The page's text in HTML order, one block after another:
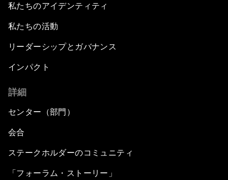
私たちのアイデンティティ
私たちの活動
リーダーシップとガバナンス
インパクト
詳細
センター（部門）
会合
ステークホルダーのコミュニティ
「フォーラム・ストーリー」